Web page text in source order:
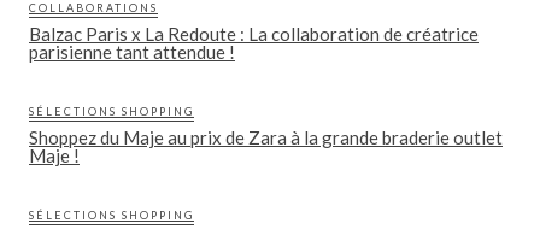
COLLABORATIONS
Balzac Paris x La Redoute : La collaboration de créatrice
parisienne tant attendue !
SÉLECTIONS SHOPPING
Shoppez du Maje au prix de Zara à la grande braderie outlet
Maje !
SÉLECTIONS SHOPPING